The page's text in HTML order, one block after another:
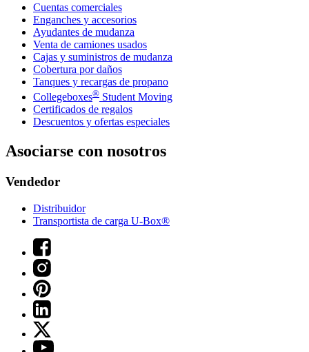
Cuentas comerciales
Enganches y accesorios
Ayudantes de mudanza
Venta de camiones usados
Cajas y suministros de mudanza
Cobertura por daños
Tanques y recargas de propano
Collegeboxes® Student Moving
Certificados de regalos
Descuentos y ofertas especiales
Asociarse con nosotros
Vendedor
Distribuidor
Transportista de carga U-Box®